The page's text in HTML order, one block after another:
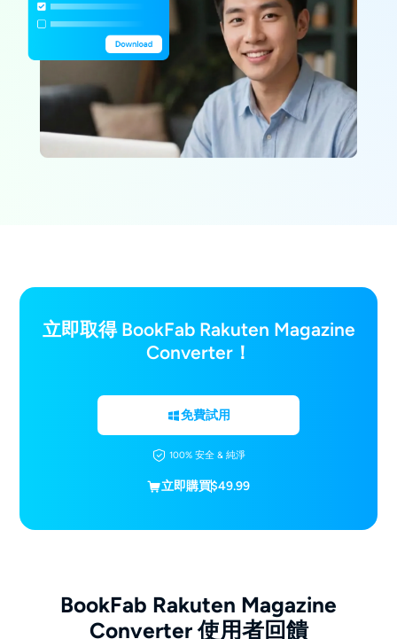
立即取得 BookFab Rakuten Magazine
Converter！
免費試用
100% 安全 & 純淨
立即購買$49.99
BookFab Rakuten Magazine
Converter 使用者回饋